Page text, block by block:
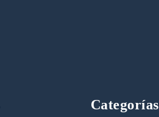
Categorías